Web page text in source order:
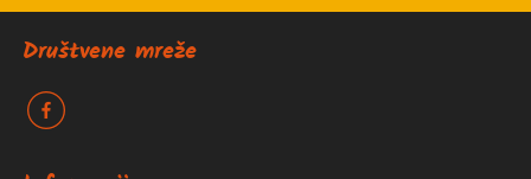
Društvene mreže
k